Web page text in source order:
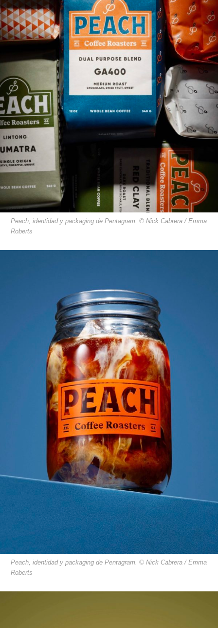
Peach, identidad y packaging de Pentagram. © Nick Cabrera / Emma
Roberts
Peach, identidad y packaging de Pentagram. © Nick Cabrera / Emma
Roberts